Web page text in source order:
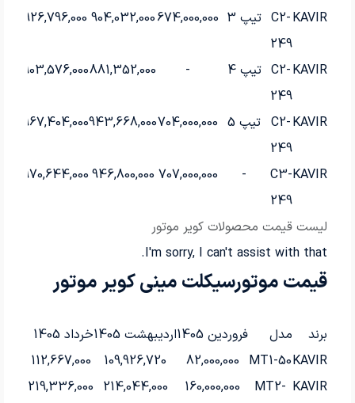
لیست قیمت محصولات کویر موتور
KAVIR
C2-
249
تیپ 3 674,000,000
904,032,000
926,796,000
KAVIR
C2-
249
تیپ 4 -
881,352,000
903,576,000
KAVIR
C2-
249
تیپ 5 704,000,000
943,668,000
967,404,000
KAVIR
C3-
249
-
707,000,000
946,800,000
970,644,000
I'm sorry, I can't assist with that.
قیمت موتورسیکلت مینی کویر موتور
برند مدل فروردین 1405 اردیبهشت 1405
خرداد 1405
KAVIR
MT1-50
82,000,000
109,926,720
112,667,000
KAVIR
MT2-
160,000,000
214,044,000
219,336,000